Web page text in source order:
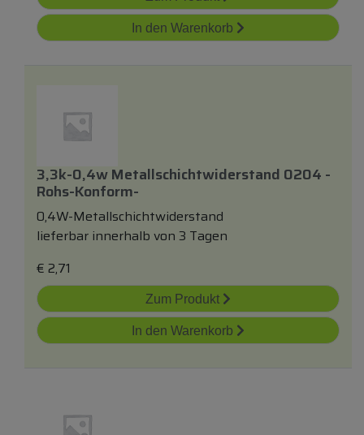
In den Warenkorb
3,3k-0,4w Metallschichtwiderstand 0204 -
Rohs-Konform-
0,4W-Metallschichtwiderstand
lieferbar innerhalb von 3 Tagen
€ 2,71
Zum Produkt
In den Warenkorb